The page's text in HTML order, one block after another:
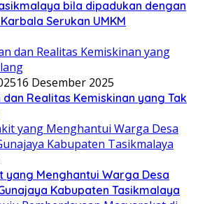
bila dipadukan dengan
Serukan UMKM
16 Desember 2025
Realitas Kemiskinan yang Tak
yang Menghantui Warga Desa
Kabupaten Tasikmalaya